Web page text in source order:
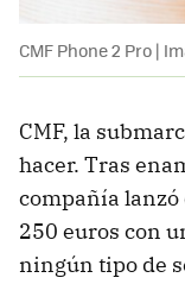
CMF Phone 2 Pro |
CMF, la
hacer. Tras
compañía lanzó
250 euros con
ningún tipo de